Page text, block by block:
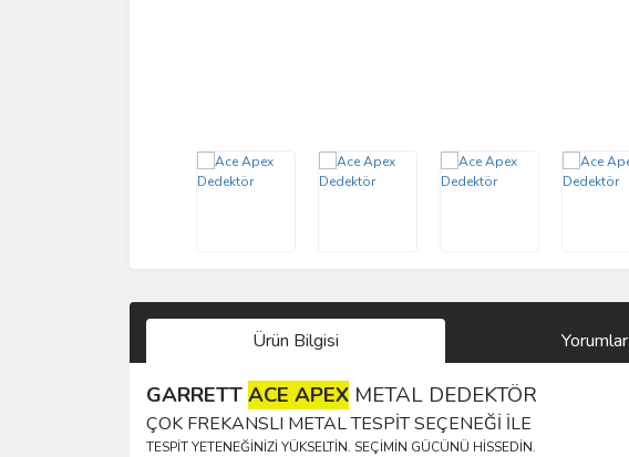
Ürün Bilgisi Yorumlar
GARRETTACE APEX METAL DEDEKTÖR
ÇOK FREKANSLI METAL TESPİT SEÇENEĞİ İLE
TESPİT YETENEĞİNİZİ YÜKSELTİN. SEÇİMİN GÜCÜNÜ HİSSEDİN.